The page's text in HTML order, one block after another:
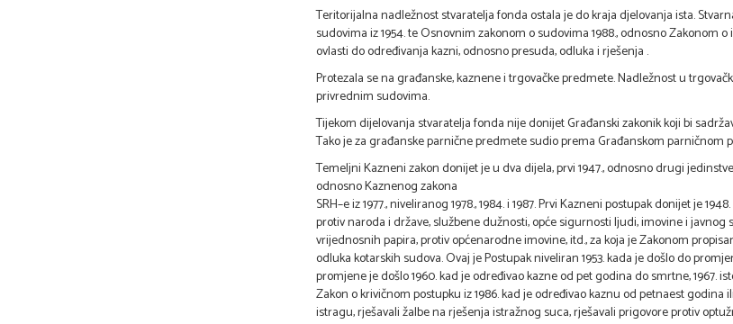
Teritorijalna nadležnost stvaratelja fonda ostala je do kraja djelovanja ista.
sudovima iz 1954. te Osnovnim zakonom o sudovima 1988., odnosno
ovlasti do određivanja kazni, odnosno presuda, odluka i rješenja .
Protezala se na građanske, kaznene i trgovačke predmete. Nadležnost u
privrednim sudovima.
Tijekom dijelovanja stvaratelja fonda nije donijet Građanski zakonik koji bi
Tako je za građanske parnične predmete sudio prema Građanskom parničnom
Temeljni Kazneni zakon donijet je u dva dijela, prvi 1947., odnosno drugi
odnosno Kaznenog zakona
SRH–e iz 1977., niveliranog 1978., 1984. i 1987. Prvi Kazneni postupak donijet je
protiv naroda i države, službene dužnosti, opće sigurnosti ljudi, imovine i
vrijednosnih papira, protiv općenarodne imovine, itd., za koja je Zakonom
odluka kotarskih sudova. Ovaj je Postupak niveliran 1953. kada je došlo do
promjene je došlo 1960. kad je određivao kazne od pet godina do smrtne, 1967.
Zakon o krivičnom postupku iz 1986. kad je određivao kaznu od petnaest
istragu, rješavali žalbe na rješenja istražnog suca, rješavali prigovore protiv